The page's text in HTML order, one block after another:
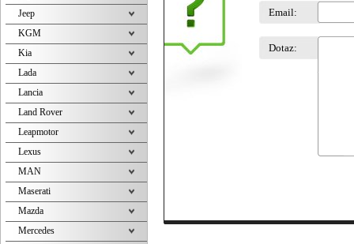
Email:
Dotaz:
Jeep
KGM
Kia
Lada
Lancia
Land Rover
Leapmotor
Lexus
MAN
Maserati
Mazda
Mercedes